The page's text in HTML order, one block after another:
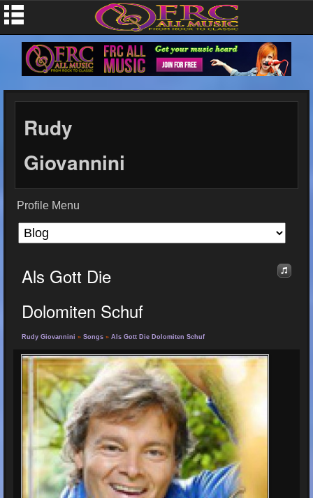
Rudy
Giovannini
Profile Menu
Als Gott Die
Dolomiten Schuf
Rudy Giovannini » Songs » Als Gott Die Dolomiten Schuf